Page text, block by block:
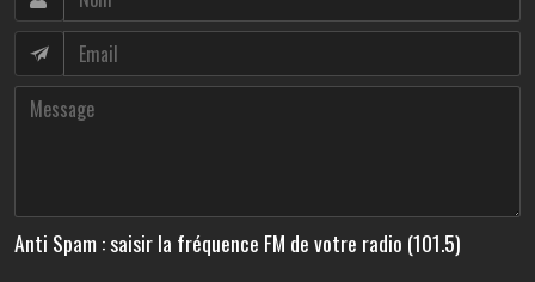
Anti Spam : saisir la fréquence FM de votre radio (101.5)